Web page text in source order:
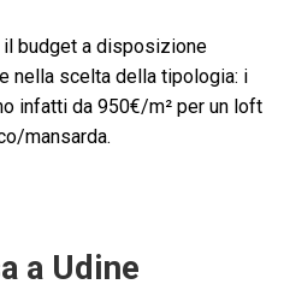
il budget a disposizione
nella scelta della tipologia: i
infatti da 950€/m² per un loft
mansarda.
a Udine